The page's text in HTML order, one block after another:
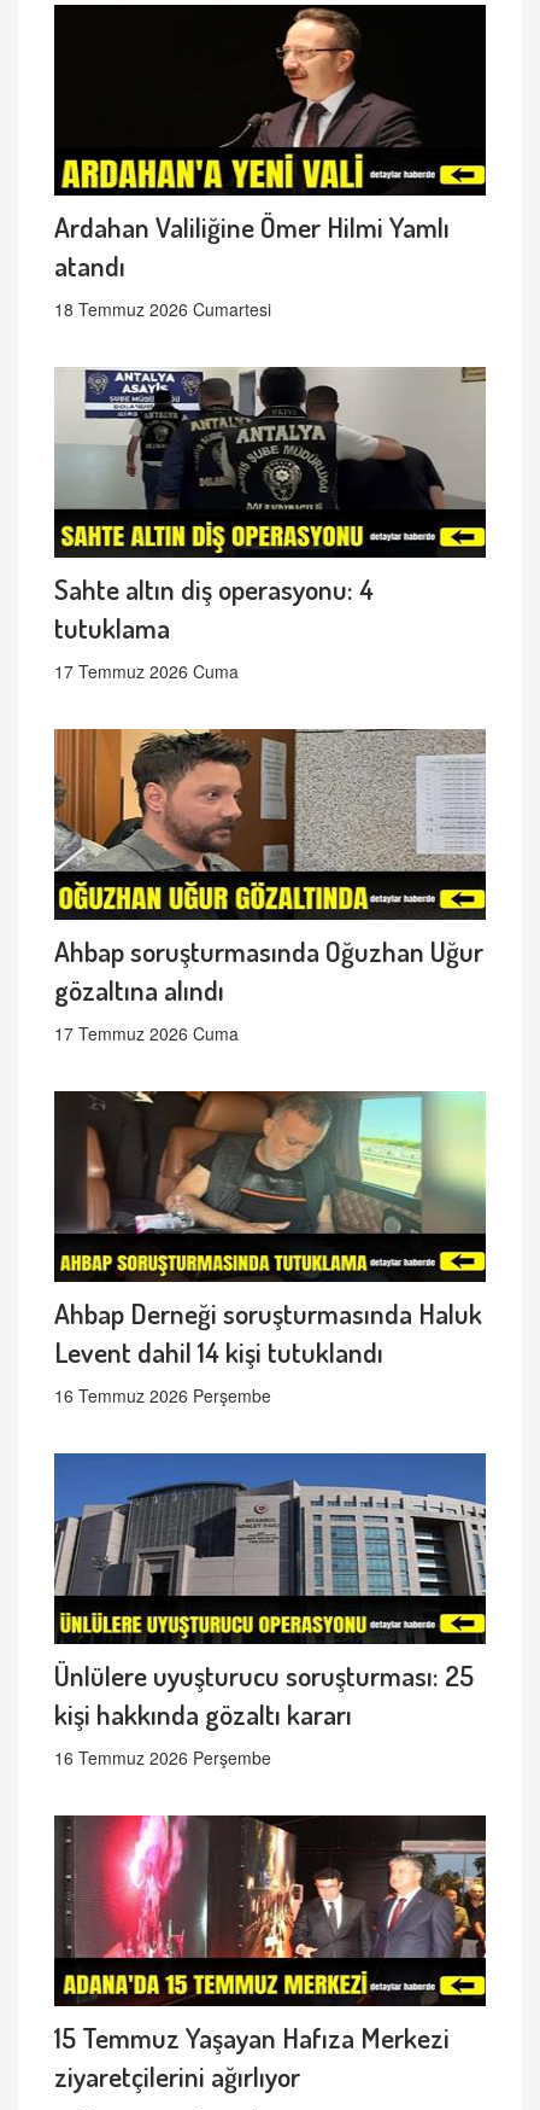
Ardahan Valiliğine Ömer Hilmi Yamlı
atandı
18 Temmuz 2026 Cumartesi
Sahte altın diş operasyonu: 4
tutuklama
17 Temmuz 2026 Cuma
Ahbap soruşturmasında Oğuzhan Uğur
gözaltına alındı
17 Temmuz 2026 Cuma
Ahbap Derneği soruşturmasında Haluk
Levent dahil 14 kişi tutuklandı
16 Temmuz 2026 Perşembe
Ünlülere uyuşturucu soruşturması: 25
kişi hakkında gözaltı kararı
16 Temmuz 2026 Perşembe
15 Temmuz Yaşayan Hafıza Merkezi
ziyaretçilerini ağırlıyor